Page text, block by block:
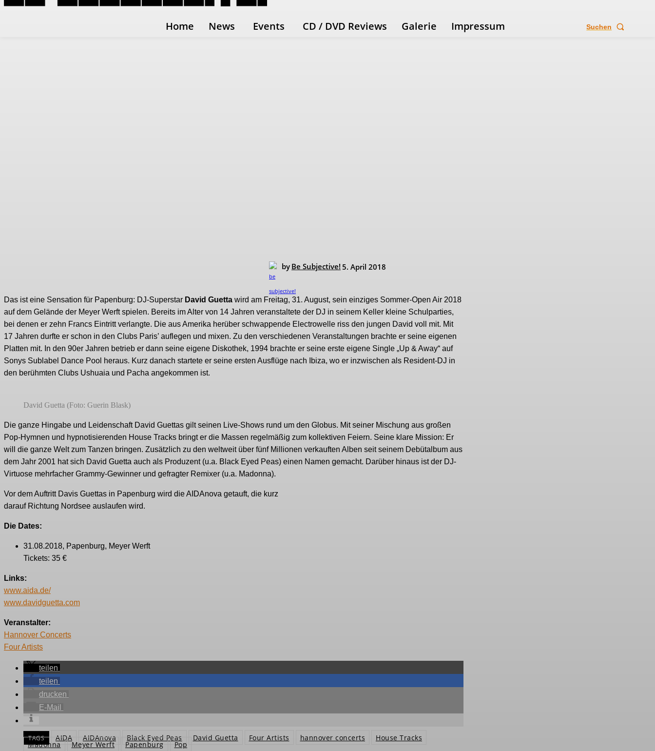
Home News Events CD / DVD Reviews Galerie Impressum Suchen
by Be Subjective! 5. April 2018
Das ist eine Sensation für Papenburg: DJ-Superstar David Guetta wird am Freitag, 31. August, sein einziges Sommer-Open Air 2018
auf dem Gelände der Meyer Werft spielen. Bereits im Alter von 14 Jahren veranstaltete der DJ in seinem Keller kleine Schulparties,
bei denen er zehn Francs Eintritt verlangte. Die aus Amerika herüber schwappende Electrowelle riss den jungen David voll mit. Mit
17 Jahren durfte er schon in den Clubs Paris’ auflegen und mixen. Zu den verschiedenen Veranstaltungen brachte er seine eigenen
Platten mit. In den 90er Jahren betrieb er dann seine eigene Diskothek, 1994 brachte er seine erste eigene Single „Up & Away“ auf
Sonys Sublabel Dance Pool heraus. Kurz danach startete er seine ersten Ausflüge nach Ibiza, wo er inzwischen als Resident-DJ in
den berühmten Clubs Ushuaia und Pacha angekommen ist.
David Guetta (Foto: Guerin Blask)
Die ganze Hingabe und Leidenschaft David Guettas gilt seinen Live-Shows rund um den Globus. Mit seiner Mischung aus großen
Pop-Hymnen und hypnotisierenden House Tracks bringt er die Massen regelmäßig zum kollektiven Feiern. Seine klare Mission: Er
will die ganze Welt zum Tanzen bringen. Zusätzlich zu den weltweit über fünf Millionen verkauften Alben seit seinem Debütalbum aus
dem Jahr 2001 hat sich David Guetta auch als Produzent (u.a. Black Eyed Peas) einen Namen gemacht. Darüber hinaus ist der DJ-
Virtuose mehrfacher Grammy-Gewinner und gefragter Remixer (u.a. Madonna).
Vor dem Auftritt Davis Guettas in Papenburg wird die AIDAnova getauft, die kurz
darauf Richtung Nordsee auslaufen wird.
Die Dates:
31.08.2018, Papenburg, Meyer Werft
Tickets: 35 €
Links:
www.aida.de/
www.davidguetta.com
Veranstalter:
Hannover Concerts
Four Artists
teilen
teilen
drucken
E-Mail
TAGS AIDA AIDAnova Black Eyed Peas David Guetta Four Artists hannover concerts House Tracks
Madonna Meyer Werft Papenburg Pop